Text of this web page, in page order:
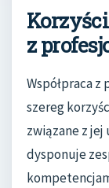
z
Współpraca
szereg
związane z jej
dysponuje